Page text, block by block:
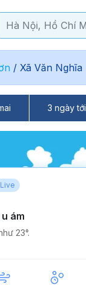
/ Xã Văn Nghĩa
3 ngày tới
Live
ám
23°.